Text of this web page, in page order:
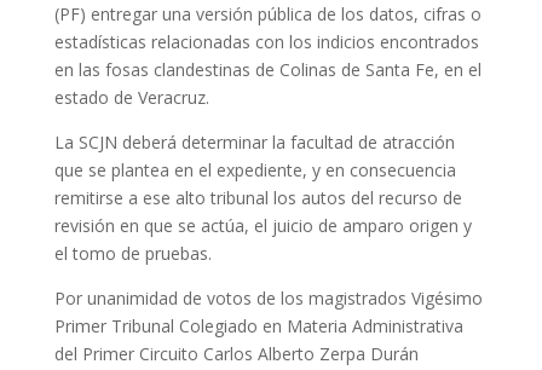
(PF) entregar una versión pública de los datos, cifras o
estadísticas relacionadas con los indicios encontrados
en las fosas clandestinas de Colinas de Santa Fe, en el
estado de Veracruz.
La SCJN deberá determinar la facultad de atracción
que se plantea en el expediente, y en consecuencia
remitirse a ese alto tribunal los autos del recurso de
revisión en que se actúa, el juicio de amparo origen y
el tomo de pruebas.
Por unanimidad de votos de los magistrados Vigésimo
Primer Tribunal Colegiado en Materia Administrativa
del Primer Circuito Carlos Alberto Zerpa Durán